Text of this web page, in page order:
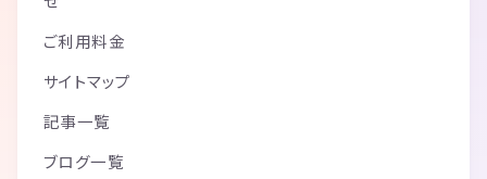
ご利用料金
サイトマップ
記事一覧
ブログ一覧